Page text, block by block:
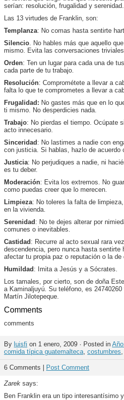
serían: resolución, frugalidad y serenidad.
Las 13 virtudes de Franklin, son:
Templanza: No comas hasta sentirte
Silencio. No hables más que aquello
mismo. Evita las conversaciones
Orden: Ten un lugar para cada una de
cada parte de tu trabajo.
Resolución: Comprométete a llevar a
falta lo que te comprometes a llevar a
Frugalidad: No gastes más que en lo
ti mismo. No desperdicies nada.
Trabajo: No pierdas el tiempo. Ocúpate
acto innecesario.
Sinceridad : No lastimes a nadie con
con justicia. Si hablas, hazlo de acuerdo
Justicia: No perjudiques a nadie, ni
es tu deber.
Moderación: Evita los extremos. No
como puedas creer que lo merecen.
Limpieza: No toleres la falta de
en la vivienda.
Serenidad : No te dejes alterar por
comunes o inevitables.
Castidad : Recurre al acto sexual rara
descendencia, pero nunca hasta
afectar tu propia paz o reputación o la de
Humildad : Imita a Jesús y a Sócrates.
Los tamales, por cierto, son de doña
a Kaminaljuyú. Su teléfono, es
Martín Jilotepeque.
Comments
comments
By luisfi on 1 enero, 2009 · Posted in
comida típica guatemalteca, costumbres,
6 Comments | Post Comment
Zarek says:
Ben Franklin era un tipo interesantísimo